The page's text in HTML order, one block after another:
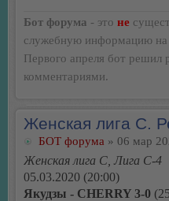
Бот форума - это не
служебную информацию на
Первого апреля бот решил
комментариями.
Женская лига С.
БОТ форума » 06 мар
Женская лига С, Лига С-4
05.03.2020 (20:00)
Якудзы - CHERRY 3-0